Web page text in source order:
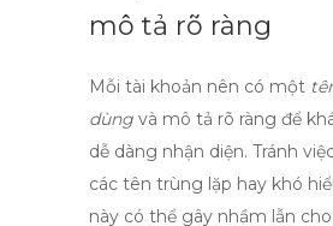
mô tả rõ ràng
Mỗi tài khoản nên có một
dùng và mô tả rõ ràng để
dễ dàng nhận diện. Tránh
các tên trùng lặp hay khó
này có thể gây nhầm lẫn